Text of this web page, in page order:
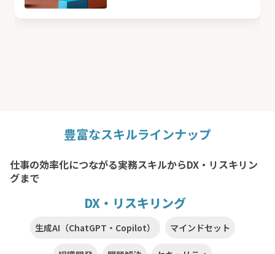
豊富なスキルラインナップ
仕事の効率化につながる実務スキルからDX・リスキリン
グまで
DX・リスキリング
生成AI（ChatGPT・Copilot） マインドセット